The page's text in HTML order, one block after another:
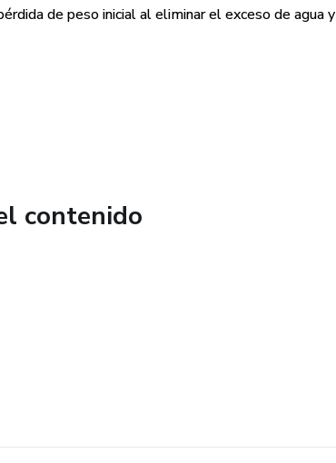
ser controvertida desde una perspectiva médica.
Esto incluye la incorporación de ejercicio
de peso inicial al eliminar el exceso de agua y
contenido